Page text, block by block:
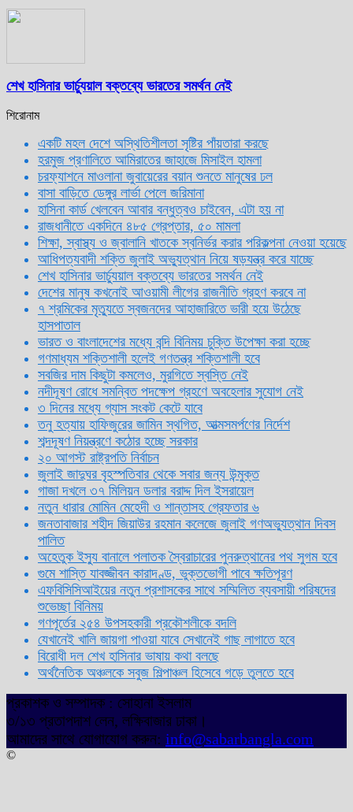
শেখ হাসিনার ভার্চ্যুয়াল বক্তব্যে ভারতের সমর্থন নেই
শিরোনাম
একটি মহল দেশে অস্থিতিশীলতা সৃষ্টির পাঁয়তারা করছে
হরমুজ প্রণালিতে আমিরাতের জাহাজে মিসাইল হামলা
চরফ্যাশনে মাওলানা জুবায়েরের বয়ান শুনতে মানুষের ঢল
বাসা বাড়িতে ডেঙ্গুর লার্ভা পেলে জরিমানা
হাসিনা কার্ড খেলবেন আবার বন্ধুত্বও চাইবেন, এটা হয় না
রাজধানীতে একদিনে ৪৮৫ গ্রেপ্তার, ৫০ মামলা
শিক্ষা, স্বাস্থ্য ও জ্বালানি খাতকে স্বনির্ভর করার পরিকল্পনা নেওয়া হয়েছে
আধিপত্যবাদী শক্তি জুলাই অভ্যুত্থান নিয়ে ষড়যন্ত্র করে যাচ্ছে
শেখ হাসিনার ভার্চ্যুয়াল বক্তব্যে ভারতের সমর্থন নেই
দেশের মানুষ কখনোই আওয়ামী লীগের রাজনীতি গ্রহণ করবে না
৭ শ্রমিকের মৃত্যুতে স্বজনদের আহাজারিতে ভারী হয়ে উঠেছে
হাসপাতাল
ভারত ও বাংলাদেশের মধ্যে বন্দি বিনিময় চুক্তি উপেক্ষা করা হচ্ছে
গণমাধ্যম শক্তিশালী হলেই গণতন্ত্র শক্তিশালী হবে
সবজির দাম কিছুটা কমলেও, মুরগিতে স্বস্তি নেই
নদীদূষণ রোধে সমন্বিত পদক্ষেপ গ্রহণে অবহেলার সুযোগ নেই
৩ দিনের মধ্যে গ্যাস সংকট কেটে যাবে
তনু হত্যায় হাফিজুরের জামিন স্থগিত, আত্মসমর্পণের নির্দেশ
শব্দদূষণ নিয়ন্ত্রণে কঠোর হচ্ছে সরকার
২০ আগস্ট রাষ্ট্রপতি নির্বাচন
জুলাই জাদুঘর বৃহস্পতিবার থেকে সবার জন্য উন্মুক্ত
গাজা দখলে ৩৭ মিলিয়ন ডলার বরাদ্দ দিল ইসরায়েল
নতুন ধারার মোমিন মেহেদী ও শান্তাসহ গ্রেফতার ৬
জনতাবাজার শহীদ জিয়াউর রহমান কলেজে জুলাই গণঅভ্যুত্থান দিবস
পালিত
অহেতুক ইস্যু বানালে পলাতক স্বৈরাচারের পুনরুত্থানের পথ সুগম হবে
গুমে শাস্তি যাবজ্জীবন কারাদণ্ড, ভুক্তভোগী পাবে ক্ষতিপূরণ
এফবিসিসিআইয়ের নতুন প্রশাসকের সাথে সম্মিলিত ব্যবসায়ী পরিষদের
শুভেচ্ছা বিনিময়
গণপূর্তের ২৫৪ উপসহকারী প্রকৌশলীকে বদলি
যেখানেই খালি জায়গা পাওয়া যাবে সেখানেই গাছ লাগাতে হবে
বিরোধী দল শেখ হাসিনার ভাষায় কথা বলছে
অর্থনৈতিক অঞ্চলকে সবুজ শিল্পাঞ্চল হিসেবে গড়ে তুলতে হবে
প্রকাশক ও সম্পাদক : সোহানা ইসলাম
৩/১৩ প্রতাপদাশ লেন, লক্ষিবাজার ঢাকা।
আমাদের সাথে যোগাযোগ করুন: info@sabarbangla.com
©